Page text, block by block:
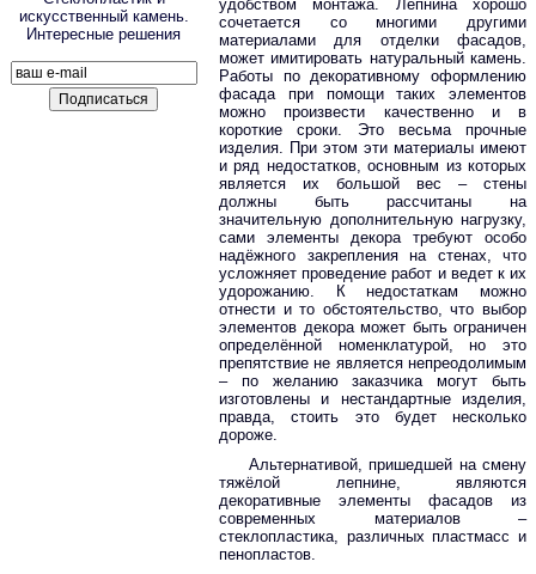
искусственный камень.
Интересные решения
удобством монтажа. Лепнина хорошо
сочетается со многими другими
материалами для отделки фасадов,
может имитировать натуральный камень.
Работы по декоративному оформлению
фасада при помощи таких элементов
можно произвести качественно и в
короткие сроки. Это весьма прочные
изделия. При этом эти материалы имеют
и ряд недостатков, основным из которых
является их большой вес – стены
должны быть рассчитаны на
значительную дополнительную нагрузку,
сами элементы декора требуют особо
надёжного закрепления на стенах, что
усложняет проведение работ и ведет к их
удорожанию. К недостаткам можно
отнести и то обстоятельство, что выбор
элементов декора может быть ограничен
определённой номенклатурой, но это
препятствие не является непреодолимым
– по желанию заказчика могут быть
изготовлены и нестандартные изделия,
правда, стоить это будет несколько
дороже.
Альтернативой, пришедшей на смену
тяжёлой лепнине, являются
декоративные элементы фасадов из
современных материалов –
стеклопластика, различных пластмасс и
пенопластов.